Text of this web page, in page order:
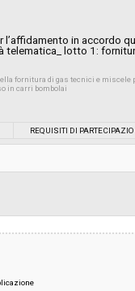
l’affidamento in accordo
telematica_ lotto 1:
fornitura di gas tecnici e
in carri bombolai
ENERGIA TOSCANA
REQUISITI DI